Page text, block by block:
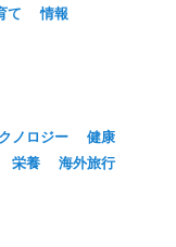
て
情報
ノロジー
健康
栄養
海外旅行